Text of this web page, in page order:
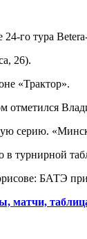
24-го тура
26).
«Трактор».
отметился
серию.
в турнирной
БАТЭ
матчи,